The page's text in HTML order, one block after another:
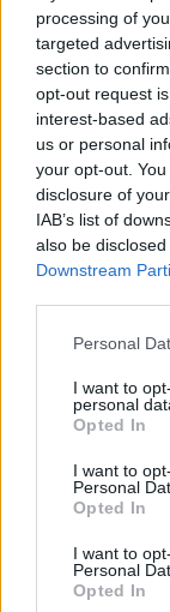
processing of
targeted
section to
opt-out request
interest-based
us or personal
your opt-out.
disclosure of
IAB’s list of
also be
Downstream
Personal
I want to
personal
Opted In
I want to
Personal
Opted In
I want to
Personal
Opted In
Opozorilo:
posameznik
sovraštva,
rasističnimi,
bodo